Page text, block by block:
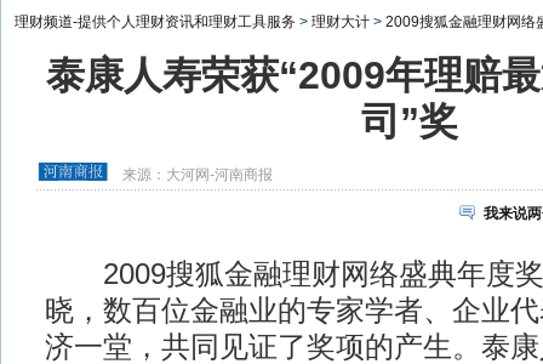
理财频道-提供个人理财资讯和理财工具服务 > 理财大计 > 2009搜狐金融理财网络
泰康人寿荣获“2009年理赔
司”奖
来源： 大河网-河南商报
我来说
2009搜狐金融理财网络盛典年度奖
晓，数百位金融业的专家学者、企业
济一堂，共同见证了奖项的产生。泰